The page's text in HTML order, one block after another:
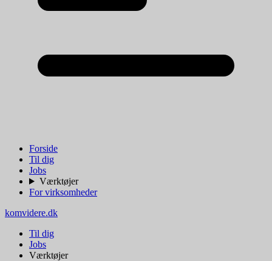
Forside
Til dig
Jobs
Værktøjer
For virksomheder
komvidere.dk
Til dig
Jobs
Værktøjer